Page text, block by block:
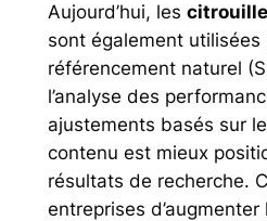
Aujourd’hui, les
sont également utilisées
référencement naturel
l’analyse des
ajustements basés sur
contenu est mieux
résultats de recherche.
entreprises